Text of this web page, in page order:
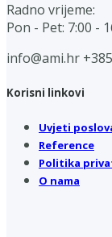
Radno vrijeme:
Pon - Pet: 7:00 -
info@ami.hr
Korisni linkovi
Uvjeti
Reference
Politika
O nama